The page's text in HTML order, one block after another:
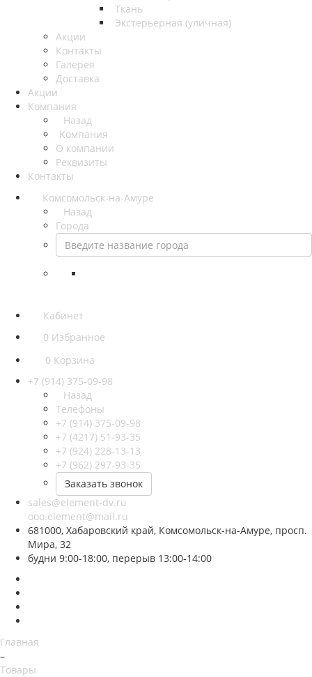
Ткань
Экстерьерная (уличная)
Акции
Контакты
Галерея
Доставка
Акции
Компания
Назад
Компания
О компании
Реквизиты
Контакты
Комсомольск-на-Амуре
Назад
Города
Кабинет
0 Избранное
0 Корзина
+7 (914) 375-09-98
Назад
Телефоны
+7 (914) 375-09-98
+7 (4217) 51-93-35
+7 (924) 228-13-13
+7 (962) 297-93-35
Заказать звонок
sales@element-dv.ru
ooo.element@mail.ru
681000, Хабаровский край, Комсомольск-на-Амуре, просп.
Мира, 32
будни 9:00-18:00, перерыв 13:00-14:00
Главная
–
Товары